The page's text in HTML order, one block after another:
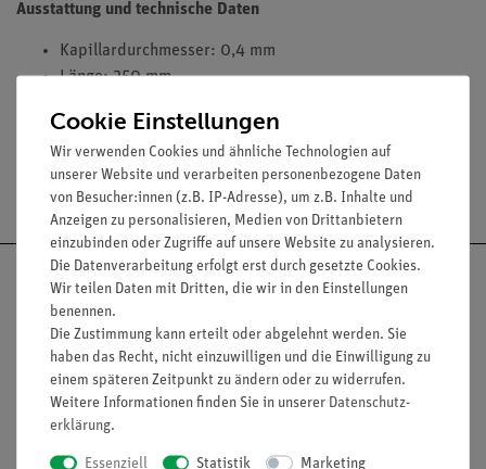
Ausstattung und technische Daten
Kapillardurchmesser: 0,4 mm
Länge: 250 mm
Versandkostenfrei ab 300,- €
Nach oben
Informationen
Cookie Einstellungen
Wir verwenden Cookies und ähnliche Technologien auf
unserer Website und verarbeiten personenbezogene Daten
von Besucher:innen (z.B. IP-Adresse), um z.B. Inhalte und
Anzeigen zu personalisieren, Medien von Drittanbietern
einzubinden oder Zugriffe auf unsere Website zu analysieren.
Die Datenverarbeitung erfolgt erst durch gesetzte Cookies.
Wir teilen Daten mit Dritten, die wir in den Einstellungen
benennen.
Die Zustimmung kann erteilt oder abgelehnt werden. Sie
haben das Recht, nicht einzuwilligen und die Einwilligung zu
einem späteren Zeitpunkt zu ändern oder zu widerrufen.
Weitere Informationen finden Sie in unserer Daten­schutz­
erklärung.
Essenziell Statistik Marketing